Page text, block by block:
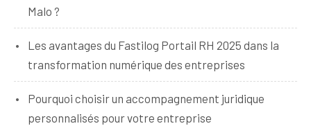
Malo ?
Les avantages du Fastilog Portail RH 2025 dans la
transformation numérique des entreprises
Pourquoi choisir un accompagnement juridique
personnalisés pour votre entreprise